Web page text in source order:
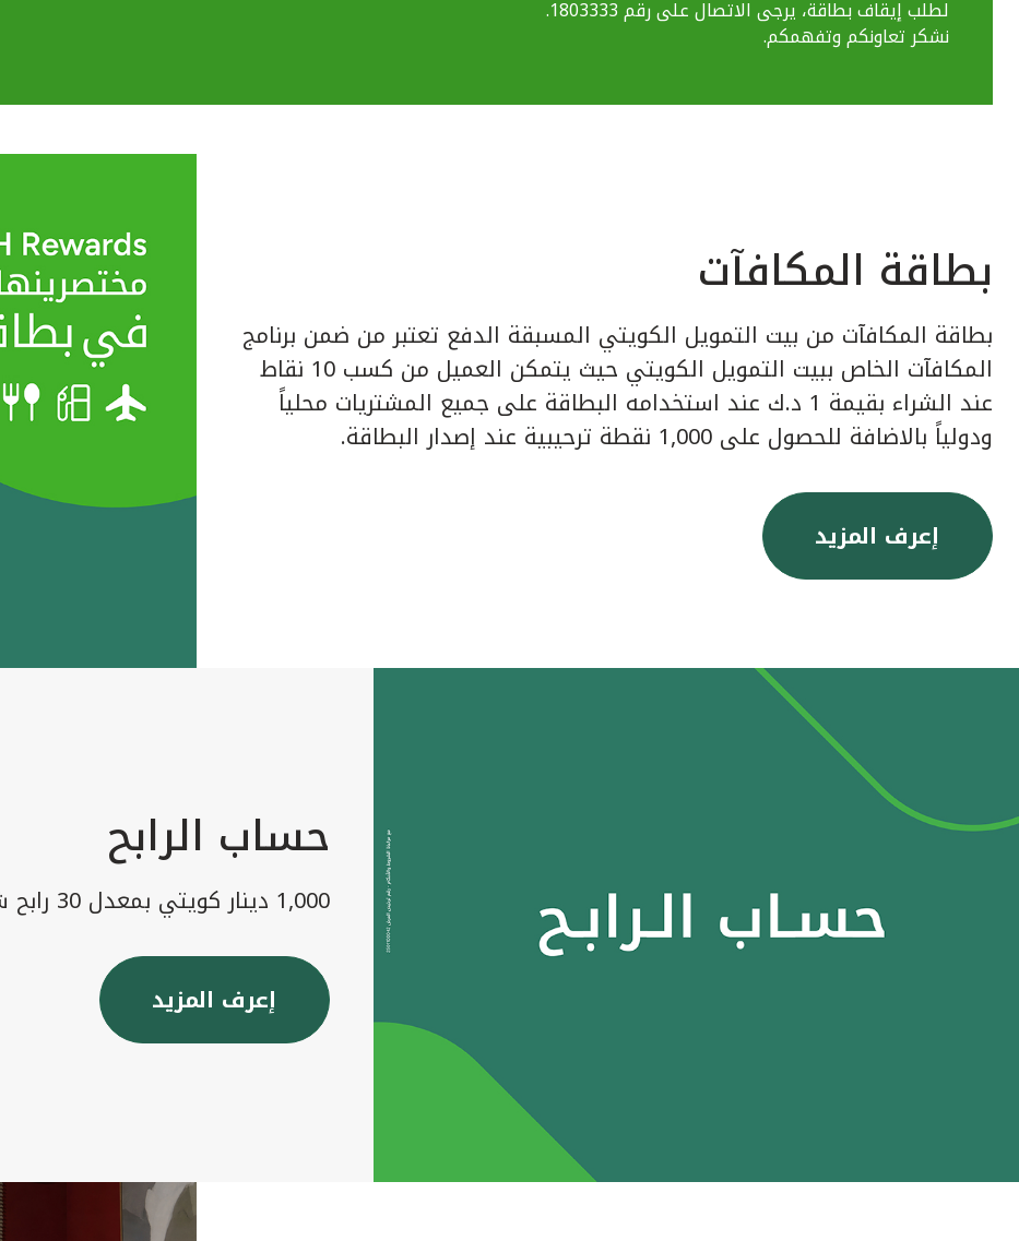
لطلب إيقاف بطاقة، يرجى الاتصال على رقم 1803333.
نشكر تعاونكم وتفهمكم.
بطاقة المكافآت
بطاقة المكافآت من بيت التمويل الكويتي المسبقة الدفع تعتبر من ضمن برنامج
المكافآت الخاص ببيت التمويل الكويتي حيث يتمكن العميل من كسب 10 نقاط
عند الشراء بقيمة 1 د.ك عند استخدامه البطاقة على جميع المشتريات محلياً
ودولياً بالاضافة للحصول على 1,000 نقطة ترحيبية عند إصدار البطاقة.
إعرف المزيد
حساب الرابح
1,000 دينار كويتي بمعدل 30 رابح شهريا
إعرف المزيد